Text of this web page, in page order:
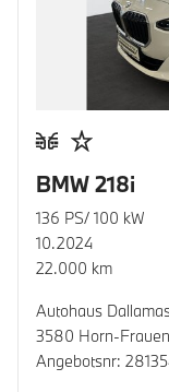
BMW 218i
136 PS/ 100 kW
10.2024
22.000 km
Autohaus
3580 Horn-
Angebotsnr: